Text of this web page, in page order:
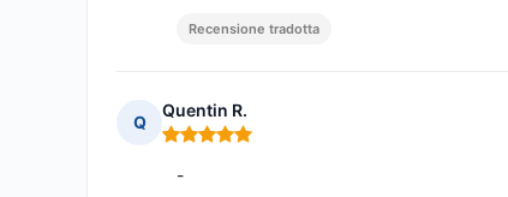
Recensione tradotta
Q
Quentin R.
Nota: 5 su 5
-